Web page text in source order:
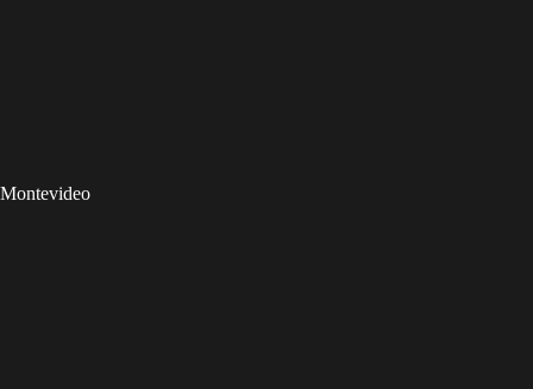
Montevideo